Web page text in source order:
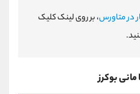
در متاورس، بر روی لینک کلیک
بوکرز